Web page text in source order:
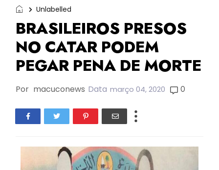
Unlabelled
BRASILEIROS PRESOS
NO CATAR PODEM
PEGAR PENA DE MORTE
Por macuconews Data março 04, 2020 0